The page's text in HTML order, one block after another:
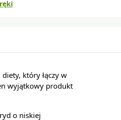
który łączy w
wyjątkowy produkt
o niskiej